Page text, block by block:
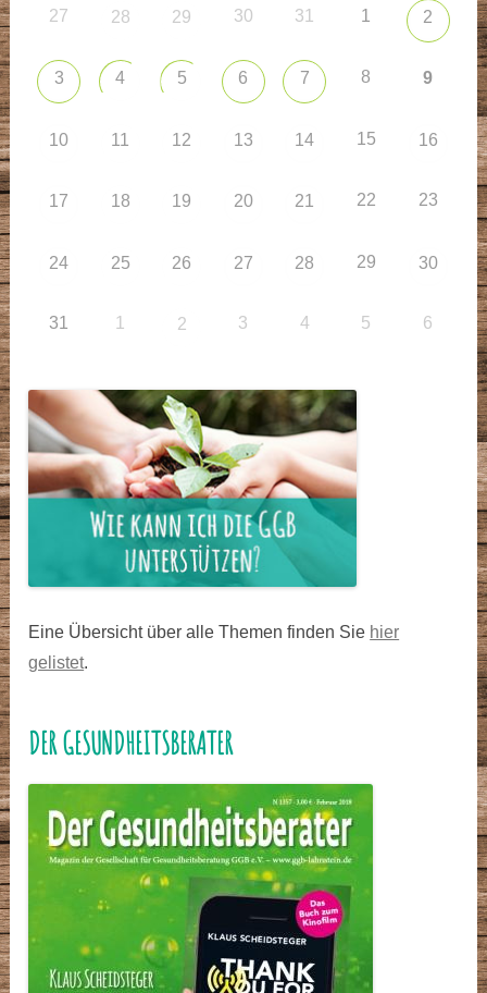
27 28 29 30 31 1 2
3 4 5 6 7 8 9
10 11 12 13 14 15 16
17 18 19 20 21 22 23
24 25 26 27 28 29 30
31 1 2 3 4 5 6
Eine Übersicht über alle Themen finden Sie hier
gelistet.
DER GESUNDHEITSBERATER